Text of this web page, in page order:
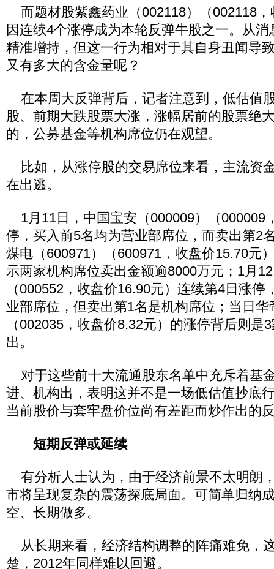
而题材股紫鑫药业（002118）（002118，
因连续4个涨停成为本轮反弹牛股之一。从
精准增持，但这一行为相对于其自身丑闻导
又有多大的含金量呢？
在本周大反弹背后，记者注意到，低估值
股、前期大跌股票大涨，涨幅居前的股票绝
的，公募基金等机构席位仍在观望。
比如，从涨停股的交易席位来看，主流资
在出逃。
1月11日，中国宝安（000009）（000009
停，买入前5名均为营业部席位，而卖出第2
煤电（600971）（600971，收盘价15.70元
示两家机构席位卖出金额逾8000万元；1月
（000552，收盘价16.90元）连续第4日涨停
业部席位，但卖出第1名是机构席位；当日华
（002035，收盘价8.32元）的涨停背后则是
出。
对于这些前十大流通股东名单中充斥着基
进、机构出，表明这并不是一场低估值抄底
当前股价与套牢盘价位尚有差距而炒作出的
短期反弹或延续
有分析人士认为，由于经济前景不太明朗
市将呈现复杂的震荡探底局面。可简单归纳
空、长期做多。
从长期来看，经济结构调整的阵痛难免，
楚，2012年同样难以回避。